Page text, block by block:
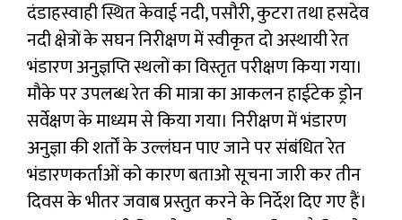
दंडाहस्वाही स्थित केवाई नदी, पसौरी, कुटरा तथा हसदेव
नदी क्षेत्रों के सघन निरीक्षण में स्वीकृत दो अस्थायी रेत
भंडारण अनुज्ञप्ति स्थलों का विस्तृत परीक्षण किया गया।
मौके पर उपलब्ध रेत की मात्रा का आकलन हाईटेक ड्रोन
सर्वेक्षण के माध्यम से किया गया। निरीक्षण में भंडारण
अनुज्ञा की शर्तों के उल्लंघन पाए जाने पर संबंधित रेत
भंडारणकर्ताओं को कारण बताओ सूचना जारी कर तीन
दिवस के भीतर जवाब प्रस्तुत करने के निर्देश दिए गए हैं।